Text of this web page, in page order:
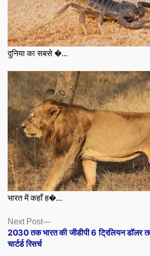
दुनिया का सबसे �...
भारत में कहाँ ह�...
Posts
navigation
Next Post
Next
post:
2030 तक भारत की जीडीपी 6 ट्रिलियन डॉलर
चार्टर्ड रिसर्च